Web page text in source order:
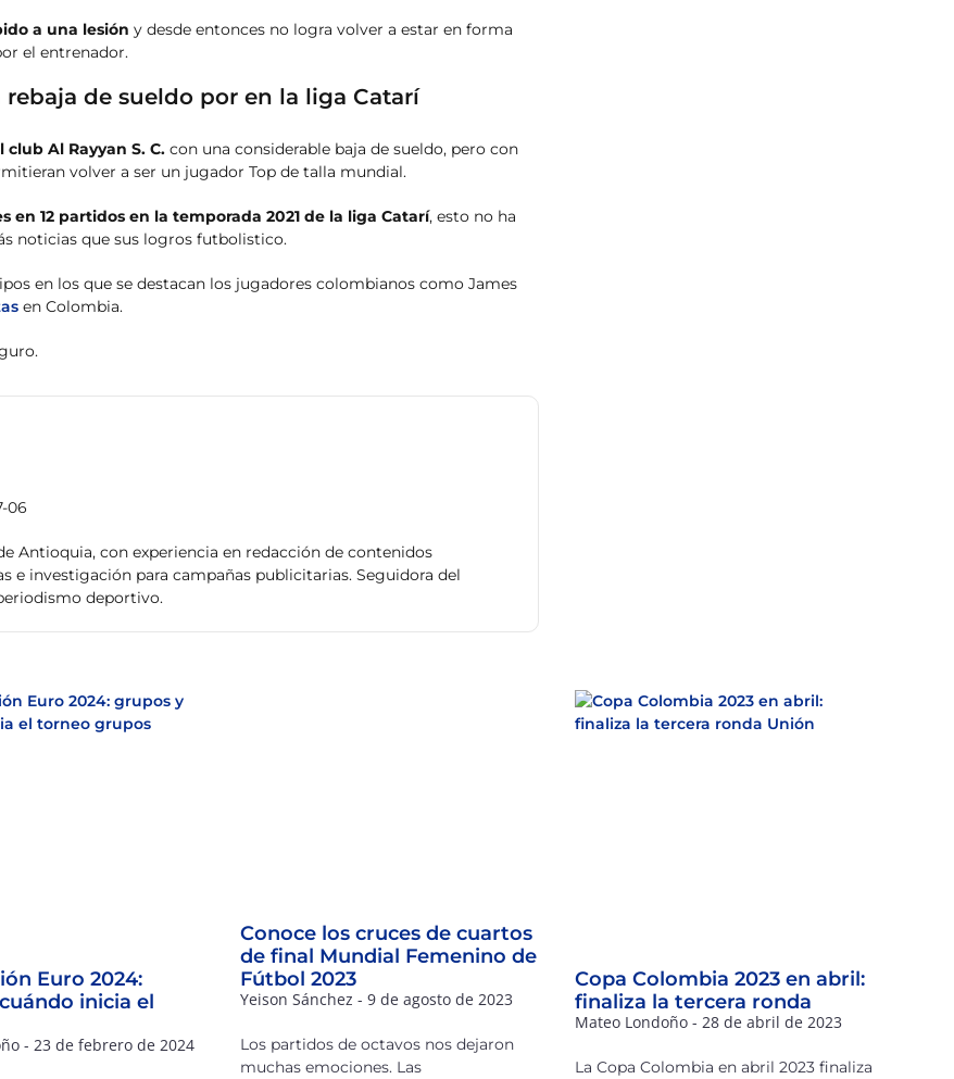
a una lesión y desde entonces no logra volver a estar en forma
el entrenador.
de sueldo por en la liga Catarí
Al Rayyan S. C. con una considerable baja de sueldo, pero con
volver a ser un jugador Top de talla mundial.
en 12 partidos en la temporada 2021 de la liga Catarí, esto no ha
noticias que sus logros futbolistico.
en los que se destacan los jugadores colombianos como James
en Colombia.
06
Antioquia, con experiencia en redacción de contenidos
e investigación para campañas publicitarias. Seguidora del
deportivo.
Euro 2024:
inicia el
23 de febrero de 2024
Conoce los cruces de cuartos
de final Mundial Femenino de
Fútbol 2023
Yeison Sánchez 9 de agosto de 2023
Los partidos de octavos nos dejaron
muchas emociones. Las
Copa Colombia 2023 en abril:
finaliza la tercera ronda
Mateo Londoño 28 de abril de 2023
La Copa Colombia en abril 2023 finaliza